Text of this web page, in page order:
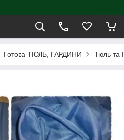
Готова ТЮЛЬ, ГАРДИНИ Тюль та